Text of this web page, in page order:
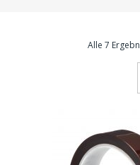
Alle 7